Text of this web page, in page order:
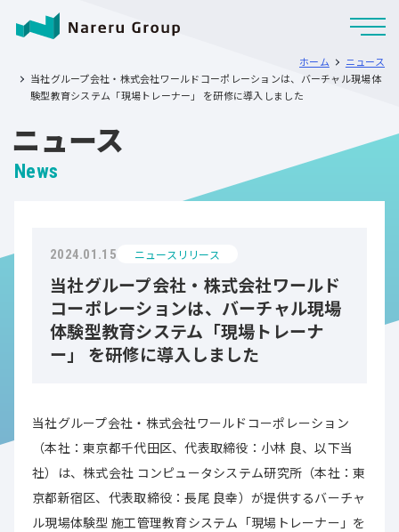
ホーム
ニュース
当社グループ会社・株式会社ワールドコーポレーションは、バーチャル現場体
験型教育システム「現場トレーナー」 を研修に導入しました
ニュース
News
2024.01.15 ニュースリリース
当社グループ会社・株式会社ワールド
コーポレーションは、バーチャル現場
体験型教育システム「現場トレーナ
ー」 を研修に導入しました
当社グループ会社・株式会社ワールドコーポレーション
（本社：東京都千代田区、代表取締役：小林 良、以下当
社）は、株式会社 コンピュータシステム研究所（本社：東
京都新宿区、代表取締役：長尾 良幸）が提供するバーチャ
ル現場体験型 施工管理教育システム「現場トレーナー」を